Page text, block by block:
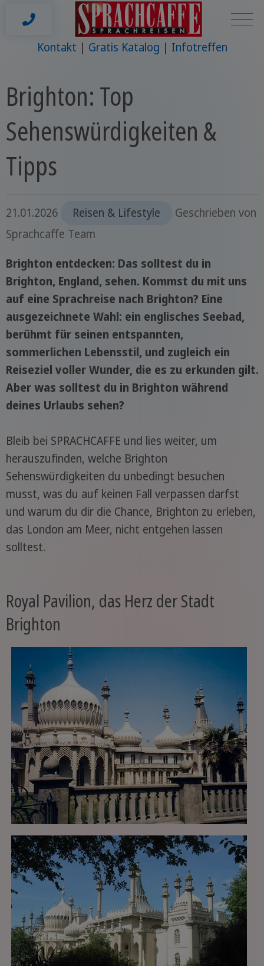
Kontakt Gratis Katalog Infotreffen
Brighton: Top
Sehenswürdigkeiten &
Tipps
21.01.2026 Reisen & Lifestyle
Geschrieben von
Sprachcaffe Team
Brighton entdecken: Das solltest du in
Brighton, England, sehen. Kommst du mit uns
auf eine Sprachreise nach Brighton? Eine
ausgezeichnete Wahl: ein englisches Seebad,
berühmt für seinen entspannten,
sommerlichen Lebensstil, und zugleich ein
Reiseziel voller Wunder, die es zu erkunden gilt.
Aber was solltest du in Brighton während
deines Urlaubs sehen?
Bleib bei SPRACHCAFFE und lies weiter, um
herauszufinden, welche Brighton
Sehenswürdigkeiten du unbedingt besuchen
musst, was du auf keinen Fall verpassen darfst
und warum du dir die Chance, Brighton zu erleben,
das London am Meer, nicht entgehen lassen
solltest.
Royal Pavilion, das Herz der Stadt
Brighton